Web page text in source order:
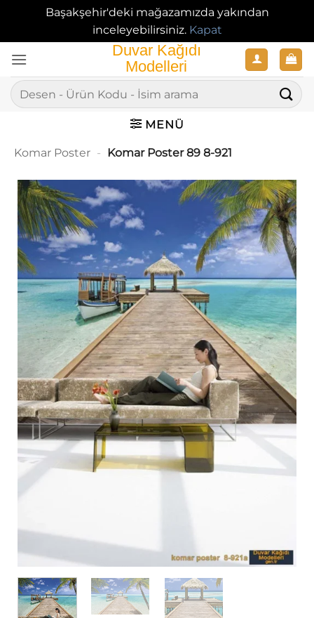
Başakşehir'deki mağazamızda yakından
inceleyebilirsiniz. Kapat
atla
Ara:
MENÜ
Komar Poster - Komar Poster 89 8-921